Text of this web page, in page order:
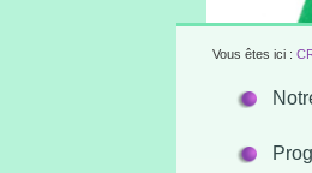
Vous êtes ici :